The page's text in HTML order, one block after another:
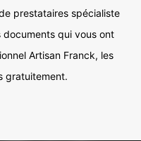
prestataires spécialiste
qui vous ont
Artisan Franck, les
gratuitement.